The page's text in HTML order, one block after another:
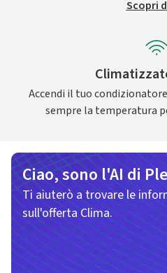
Scopri
Accendi il tuo
sempre la temperatura
Ciao, sono l'AI di
Ti aiuterò a trovare le
sull'offerta Clima.